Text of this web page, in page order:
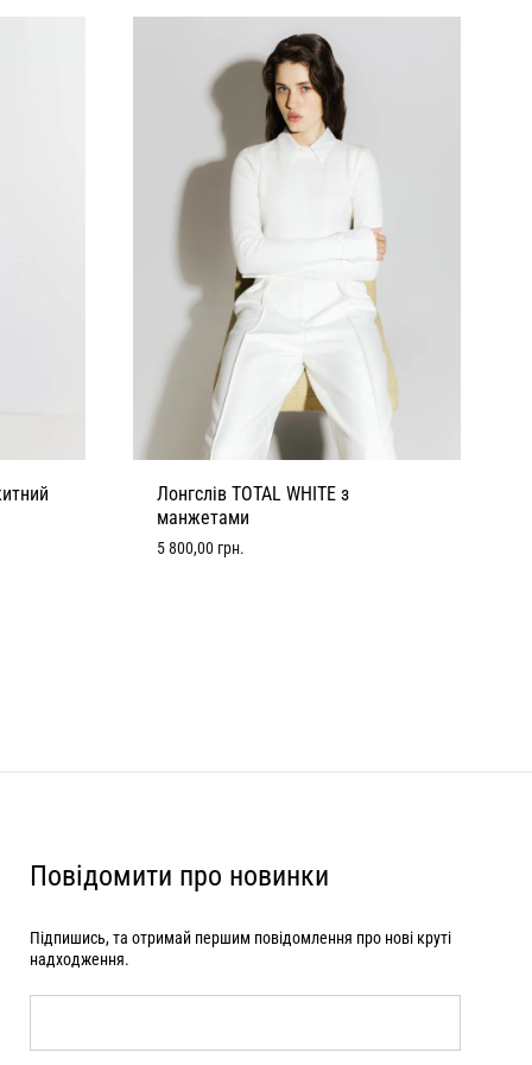
Лонгслів TOTAL WHITE з
манжетами
5 800,00 грн.
Повідомити про новинки
Підпишись, та отримай першим повідомлення про нові круті
надходження.